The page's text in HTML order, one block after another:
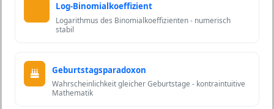
Log-Binomialkoeffizient
Logarithmus des Binomialkoeffizienten - numerisch
stabil
Geburtstagsparadoxon
Wahrscheinlichkeit gleicher Geburtstage - kontraintuitive
Mathematik